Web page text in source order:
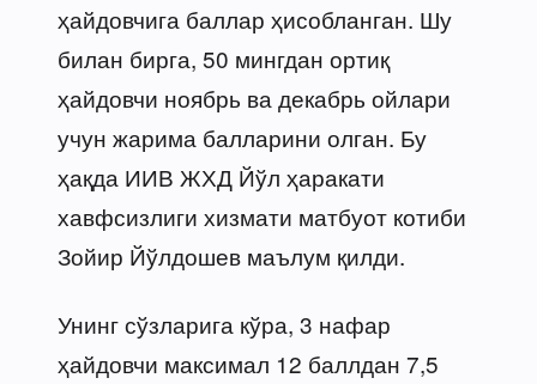
ҳайдовчига баллар ҳисобланган. Шу
билан бирга, 50 мингдан ортиқ
ҳайдовчи ноябрь ва декабрь ойлари
учун жарима балларини олган. Бу
ҳақда ИИВ ЖХД Йўл ҳаракати
хавфсизлиги хизмати матбуот котиби
Зойир Йўлдошев маълум қилди.
Унинг сўзларига кўра, 3 нафар
ҳайдовчи максимал 12 баллдан 7,5